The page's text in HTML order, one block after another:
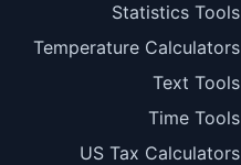
Statistics Tools
Temperature Calculators
Text Tools
Time Tools
US Tax Calculators